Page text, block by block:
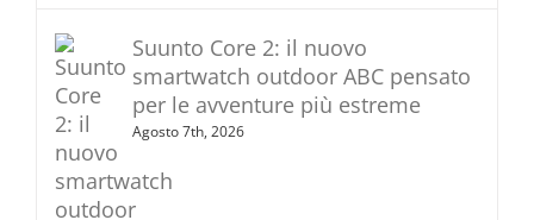
Suunto Core 2: il nuovo
smartwatch outdoor ABC pensato
per le avventure più estreme
Agosto 7th, 2026